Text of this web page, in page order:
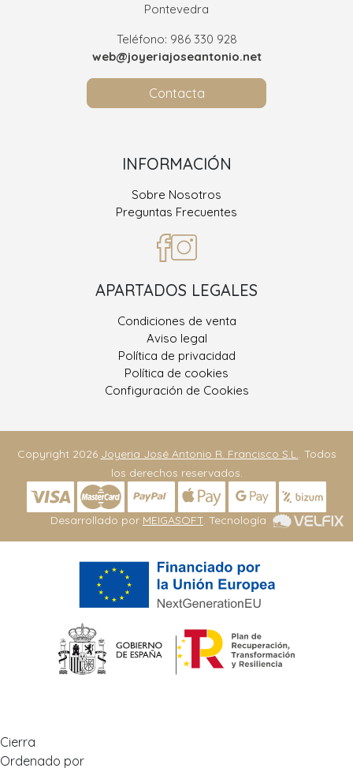
Pontevedra
Teléfono: 986 330 928
web@joyeriajoseantonio.net
Contacta
INFORMACIÓN
Sobre Nosotros
Preguntas Frecuentes
APARTADOS LEGALES
Condiciones de venta
Aviso legal
Política de privacidad
Política de cookies
Configuración de Cookies
Copyright 2026 Joyeria José Antonio R. Francisco S.L.. Todos
los derechos reservados.
Desarrollado por MEIGASOFT . Tecnología
Cierra
Ordenado por